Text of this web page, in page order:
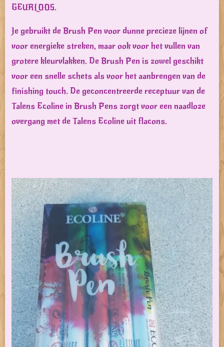
GEURLOOS.
Je gebruikt de Brush Pen voor dunne precieze lijnen of
voor energieke streken, maar ook voor het vullen van
grotere kleurvlakken. De Brush Pen is zowel geschikt
voor een snelle schets als voor het aanbrengen van de
finishing touch. De geconcentreerde receptuur van de
Talens Ecoline in Brush Pens zorgt voor een naadloze
overgang met de Talens Ecoline uit flacons.